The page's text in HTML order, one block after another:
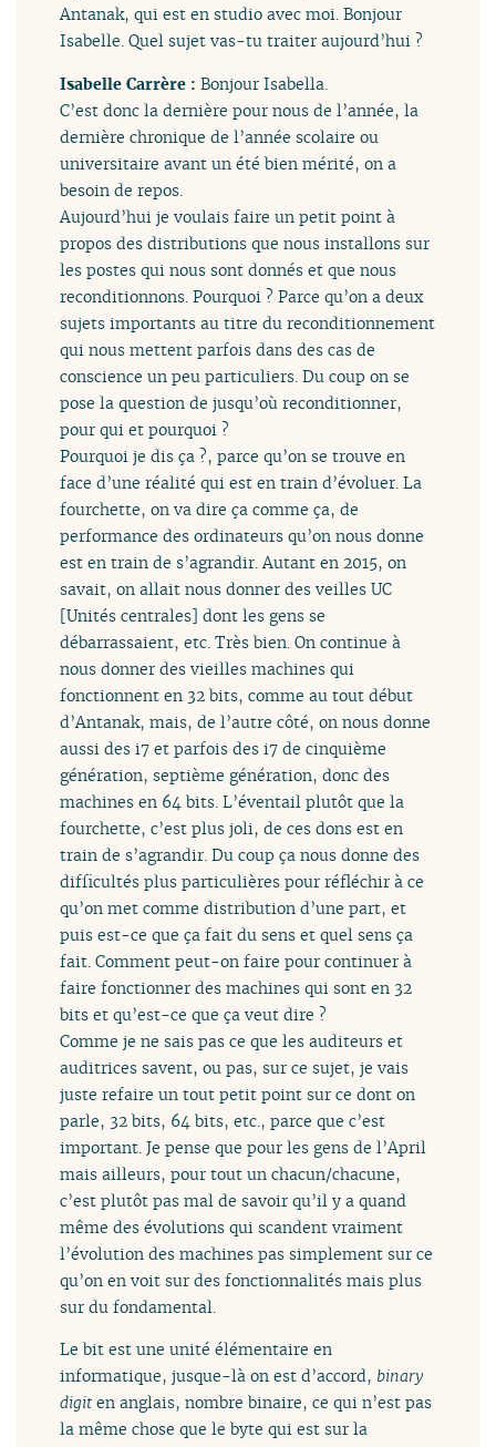
Antanak, qui est en studio avec moi. Bonjour
Isabelle. Quel sujet vas-tu traiter aujourd’hui ?
Isabelle Carrère :Bonjour Isabella.
C’est donc la dernière pour nous de l’année, la
dernière chronique de l’année scolaire ou
universitaire avant un été bien mérité, on a
besoin de repos.
Aujourd’hui je voulais faire un petit point à
propos des distributions que nous installons sur
les postes qui nous sont donnés et que nous
reconditionnons. Pourquoi ? Parce qu’on a deux
sujets importants au titre du reconditionnement
qui nous mettent parfois dans des cas de
conscience un peu particuliers. Du coup on se
pose la question de jusqu’où reconditionner,
pour qui et pourquoi ?
Pourquoi je dis ça ?, parce qu’on se trouve en
face d’une réalité qui est en train d’évoluer. La
fourchette, on va dire ça comme ça, de
performance des ordinateurs qu’on nous donne
est en train de s’agrandir. Autant en 2015, on
savait, on allait nous donner des veilles UC
[Unités centrales] dont les gens se
débarrassaient, etc. Très bien. On continue à
nous donner des vieilles machines qui
fonctionnent en 32 bits, comme au tout début
d’Antanak, mais, de l’autre côté, on nous donne
aussi des i7 et parfois des i7 de cinquième
génération, septième génération, donc des
machines en 64 bits. L’éventail plutôt que la
fourchette, c’est plus joli, de ces dons est en
train de s’agrandir. Du coup ça nous donne des
difficultés plus particulières pour réfléchir à ce
qu’on met comme distribution d’une part, et
puis est-ce que ça fait du sens et quel sens ça
fait. Comment peut-on faire pour continuer à
faire fonctionner des machines qui sont en 32
bits et qu’est-ce que ça veut dire ?
Comme je ne sais pas ce que les auditeurs et
auditrices savent, ou pas, sur ce sujet, je vais
juste refaire un tout petit point sur ce dont on
parle, 32 bits, 64 bits, etc., parce que c’est
important. Je pense que pour les gens de l’April
mais ailleurs, pour tout un chacun/chacune,
c’est plutôt pas mal de savoir qu’il y a quand
même des évolutions qui scandent vraiment
l’évolution des machines pas simplement sur ce
qu’on en voit sur des fonctionnalités mais plus
sur du fondamental.
Le bit est une unité élémentaire en
informatique, jusque-là on est d’accord, binary
digit en anglais, nombre binaire, ce qui n’est pas
la même chose que le byte qui est sur la